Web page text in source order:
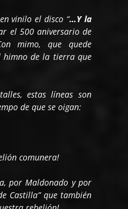
vinilo el disco “…Y la
el 500 aniversario de
mimo, que quede
himno de la tierra que
estas líneas son
de que se oigan:
comunera!
por Maldonado y por
Castilla” que también